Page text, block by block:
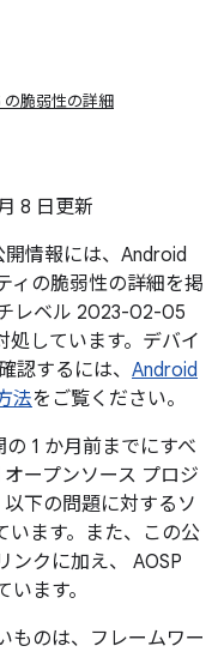
脆弱性の詳細
8 日更新
情報には、Android
ィの脆弱性の詳細を掲
レベル 2023-02-05
処しています。デバイ
認するには、 Android
法をご覧ください。
1 か月前までにすべ
ープンソース プロジ
下の問題に対するソ
います。また、この公
ンクに加え、 AOSP
ます。
ものは、フレームワー